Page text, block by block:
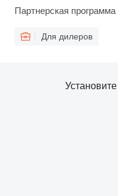
Партнерская программа
Для дилеров